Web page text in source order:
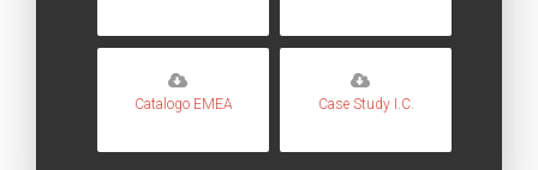
Catalogo EMEA Case Study I.C.